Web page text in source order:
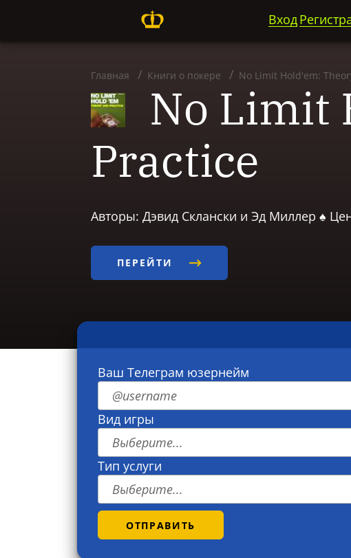
Вход
Главная Книги о покере No Limit Hold'em:
No Limit
Practice
Авторы: Дэвид Склански и Эд Миллер ♠
ПЕРЕЙТИ
Ваш Телеграм юзернейм
Вид игры
Выберите...
Тип услуги
Выберите...
ОТПРАВИТЬ